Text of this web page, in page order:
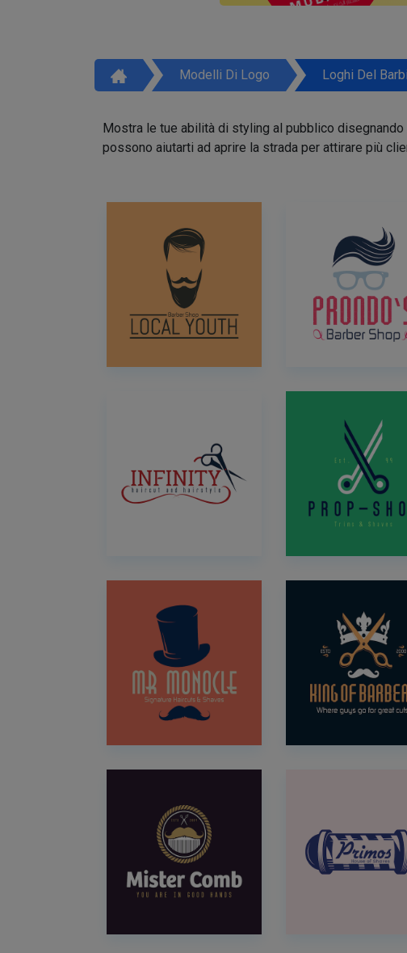
Modelli Di Logo Loghi Del
Mostra le tue abilità di styling al pubblico
possono aiutarti ad aprire la strada per attirare più